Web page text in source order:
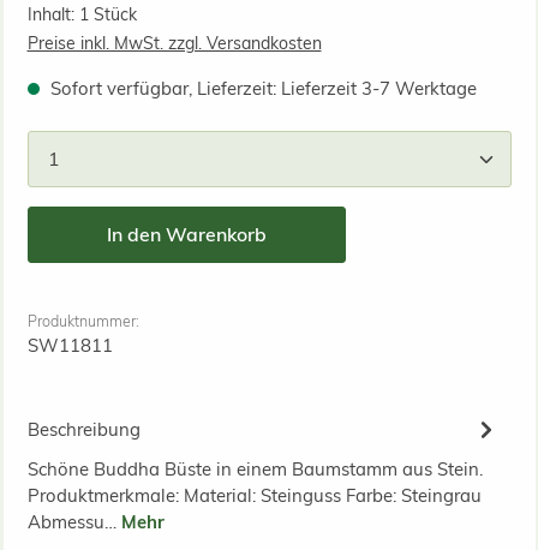
Inhalt: 1 Stück
Preise inkl. MwSt. zzgl. Versandkosten
Sofort verfügbar, Lieferzeit: Lieferzeit 3-7 Werktage
In den Warenkorb
Produktnummer:
SW11811
Beschreibung
Schöne Buddha Büste in einem Baumstamm aus Stein.
Produktmerkmale: Material: Steinguss Farbe: Steingrau
Abmessu… Mehr